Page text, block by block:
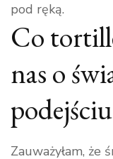
pod ręką.
Co
nas o
Zauważyłam, że